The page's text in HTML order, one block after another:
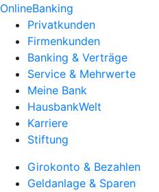
OnlineBanking
Privatkunden
Firmenkunden
Banking & Verträge
Service & Mehrwerte
Meine Bank
HausbankWelt
Karriere
Stiftung
Girokonto & Bezahlen
Geldanlage & Sparen